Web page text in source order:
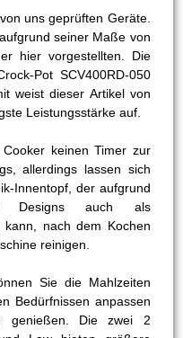
uns geprüften Geräte.
seiner Maße von
hier vorgestellten. Die
Pot SCV400RD-050
weist dieser Artikel von
Leistungsstärke auf.
keinen Timer zur
allerdings lassen sich
Innentopf, der aufgrund
Designs auch als
kann, nach dem Kochen
reinigen.
Sie die Mahlzeiten
Bedürfnissen anpassen
genießen. Die zwei 2